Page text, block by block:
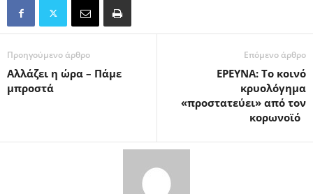
Προηγούμενο άρθρο
Αλλάζει η ώρα – Πάμε
μπροστά
Επόμενο άρθρο
ΕΡΕΥΝΑ: Το κοινό
κρυολόγημα
«προστατεύει» από τον
κορωνοϊό